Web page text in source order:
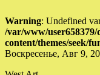
Warning: Undefined
/var/www/
content/themes/seek/
Skip
Воскресенье, Авг 9,